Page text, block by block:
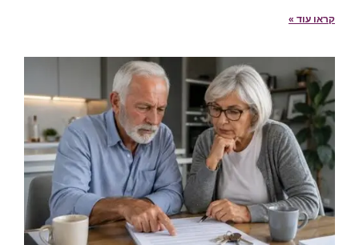
קראו עוד »